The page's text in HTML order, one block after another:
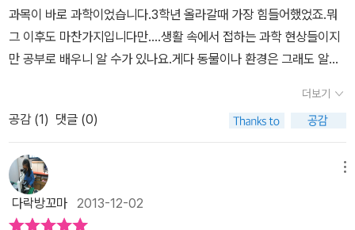
있는 크고 작은 사건들이 많이 일어나게 되었고 이를 해결하기 위해
물리와 관련된 사건은 물리법정에서 다루기로 했다. 이에 과학공화국
에서는 물리학자들을 대상으로 물리학과 재판진행법 두 과목으로 진
행되는 사법고시를 실시하였는데, 3명이 지원하여 모두 합격하는 해
프닝이 연출되었다. 이에 1등 물리짱이 판사를 2등 피즈와 시험 점수
이후 과학공화국의 사람들 사이에서 벌어지는 수많은 사건들이 물리
법정의 판결을 통해 원활히 해결될 수 있었다. 헌데, 물리와 관련된 크
고 작은 사건들은 어떤 것들이 있을까? 우리 일상 생활에서 과연 그
런 일들이 생겨나기는 하는걸까? 이런 궁금증에 펼쳐본 30가지의 흥
과목이 바로 과학이었습니다.3학년 올라갈때 가장 힘들어했었죠.뭐
그 이후도 마찬가지입니다만....생활 속에서 접하는 과학 현상들이지
만 공부로 배우니 알 수가 있나요.게다 동물이나 환경은 그래도 알겠
서 자음과모음의 과학 법정을 종종 보는데요.내용도 재미나고 실생활
속 이야기들이 가득해서 아이가 즐겁게 보는 책들입니다.화학,생물,
지구과학은 많이 봤는데 이번에 물리를 처음 보게 되었어요.얼마전에
본 지구과학 관련 책과 또 다른 점들이 많다면서 흥미롭게 봅니다. 물
리법정은 총 10권입니다.다른 시리즈도 마찬가지지요.그 중 2권 물리
와 생활편을 읽어보았습니다.물리가 생활에서 어떻게 나오나.. 저도
더보기
공감 (1) 댓글 (0)
다락방꼬마 2013-12-02